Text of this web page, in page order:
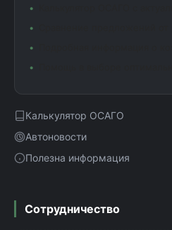
Калькулятор ОСАГО
Автоновости
Полезна информация
Сотрудничество